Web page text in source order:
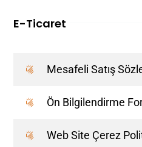
E-Ticaret
Mesafeli Satış
Ön Bilgilendirme
Web Site Çerez